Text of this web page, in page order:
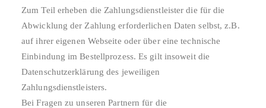
Zum Teil erheben die Zahlungsdienstleister die für die
Abwicklung der Zahlung erforderlichen Daten selbst, z.B.
auf ihrer eigenen Webseite oder über eine technische
Einbindung im Bestellprozess. Es gilt insoweit die
Datenschutzerklärung des jeweiligen
Zahlungsdienstleisters.
Bei Fragen zu unseren Partnern für die